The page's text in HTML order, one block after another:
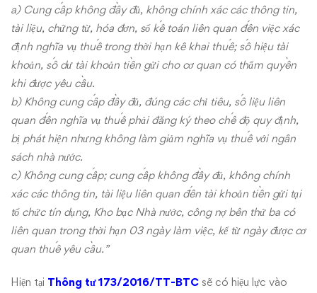
a) Cung cấp không đầy đủ, không chính xác các thông tin,
tài liệu, chứng từ, hóa đơn, sổ kế toán liên quan đến việc xác
định nghĩa vụ thuế trong thời hạn kê khai thuế; số hiệu tài
khoản, số dư tài khoản tiền gửi cho cơ quan có thẩm quyền
khi được yêu cầu.
b) Không cung cấp đầy đủ, đúng các chỉ tiêu, số liệu liên
quan đến nghĩa vụ thuế phải đăng ký theo chế độ quy định,
bị phát hiện nhưng không làm giảm nghĩa vụ thuế với ngân
sách nhà nước.
c) Không cung cấp; cung cấp không đầy đủ, không chính
xác các thông tin, tài liệu liên quan đến tài khoản tiền gửi tại
tổ chức tín dụng, Kho bạc Nhà nước, công nợ bên thứ ba có
liên quan trong thời hạn 03 ngày làm việc, kể từ ngày được cơ
quan thuế yêu cầu.”
Hiện tại Thông tư 173/2016/TT-BTC sẽ có hiệu lực vào